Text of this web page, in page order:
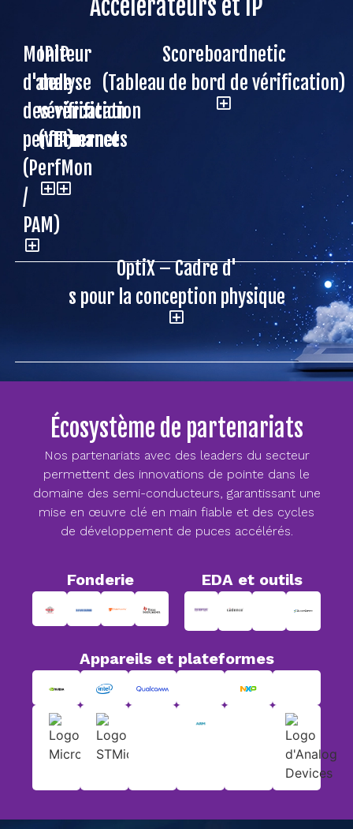
Accélérateurs et IP
Moniteur
d'analyse
des
performances
(PerfMon
/
PAM)
IP
de
vérification
(VIP)
IP
de
vérification
Ethernet
Scoreboardnetic
(Tableau de bord de vérification)
OptiX – Cadre d'
s pour la conception physique
Écosystème de partenariats
Nos partenariats avec des leaders du secteur
permettent des innovations de pointe dans le
domaine des semi-conducteurs, garantissant une
mise en œuvre clé en main fiable et des cycles
de développement de puces accélérés.
Fonderie EDA et outils
Appareils et plateformes